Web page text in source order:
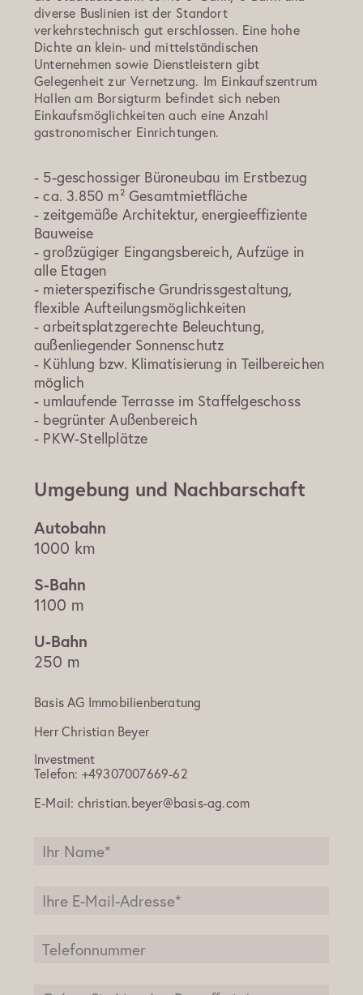
diverse Buslinien ist der Standort
verkehrstechnisch gut erschlossen. Eine hohe
Dichte an klein- und mittelständischen
Unternehmen sowie Dienstleistern gibt
Gelegenheit zur Vernetzung. Im Einkaufszentrum
Hallen am Borsigturm befindet sich neben
Einkaufsmöglichkeiten auch eine Anzahl
gastronomischer Einrichtungen.
- 5-geschossiger Büroneubau im Erstbezug
- ca. 3.850 m² Gesamtmietfläche
- zeitgemäße Architektur, energieeffiziente
Bauweise
- großzügiger Eingangsbereich, Aufzüge in
alle Etagen
- mieterspezifische Grundrissgestaltung,
flexible Aufteilungsmöglichkeiten
- arbeitsplatzgerechte Beleuchtung,
außenliegender Sonnenschutz
- Kühlung bzw. Klimatisierung in Teilbereichen
möglich
- umlaufende Terrasse im Staffelgeschoss
- begrünter Außenbereich
- PKW-Stellplätze
Umgebung und Nachbarschaft
1000 km
1100 m
250 m
Basis AG Immobilienberatung
Herr Christian Beyer
Investment
Telefon: +49307007669-62
E-Mail: christian.beyer@basis-ag.com